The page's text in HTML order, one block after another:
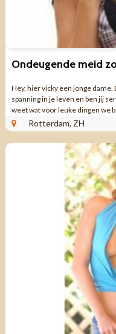
Ondeugende meid
Hey, hier vicky een jonge
spanning in je leven en ben jij
weet wat voor leuke dingen we
serieus bent ...
Rotterdam, ZH